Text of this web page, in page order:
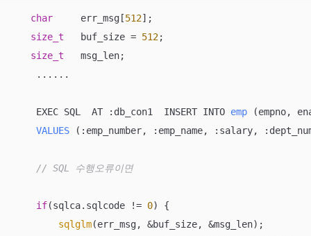
char
     err_msg[
512];
size_t
   buf_size =
512;
size_t
   msg_len;
    ......
    EXEC SQL  AT :
db_con1  INSERT INTO emp
(empno,
VALUES
(:emp_number, :emp_name, :salary,
// SQL 수행오류이면
if(sqlca.sqlcode != 0) {
sqlglm(err_msg, &buf_size, &msg_len);